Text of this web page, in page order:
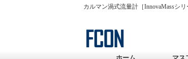
カルマン渦式流量計［InnovaMassシ